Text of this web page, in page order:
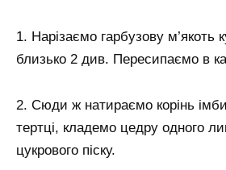
1. Нарізаємо гарбузову м’якоть
близько 2 див. Пересипаємо в
2. Сюди ж натираємо корінь
тертці, кладемо цедру одного
цукрового піску.